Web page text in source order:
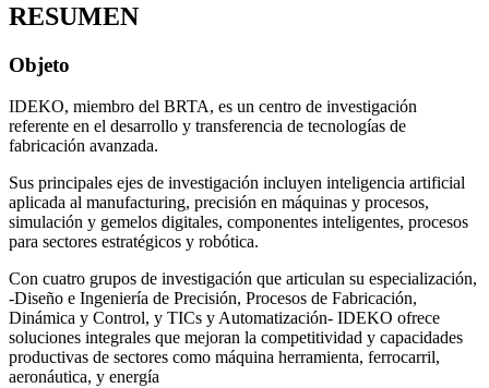
RESUMEN
Objeto
IDEKO, miembro del BRTA, es un centro de investigación
referente en el desarrollo y transferencia de tecnologías de
fabricación avanzada.
Sus principales ejes de investigación incluyen inteligencia artificial
aplicada al manufacturing, precisión en máquinas y procesos,
simulación y gemelos digitales, componentes inteligentes, procesos
para sectores estratégicos y robótica.
Con cuatro grupos de investigación que articulan su especialización,
-Diseño e Ingeniería de Precisión, Procesos de Fabricación,
Dinámica y Control, y TICs y Automatización- IDEKO ofrece
soluciones integrales que mejoran la competitividad y capacidades
productivas de sectores como máquina herramienta, ferrocarril,
aeronáutica, y energía